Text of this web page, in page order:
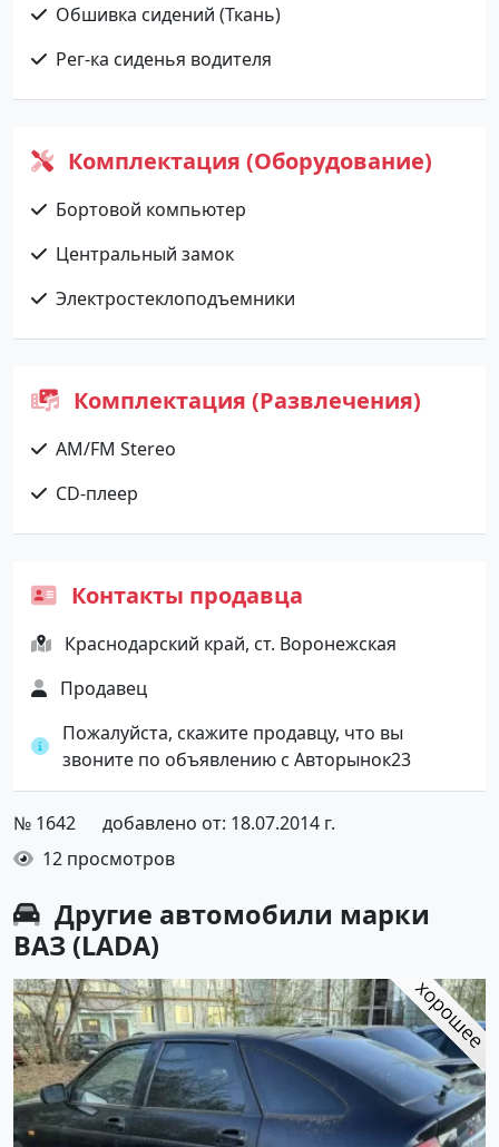
Обшивка сидений (Ткань)
Рег-ка сиденья водителя
Комплектация (Оборудование)
Бортовой компьютер
Центральный замок
Электростеклоподъемники
Комплектация (Развлечения)
AM/FM Stereo
CD-плеер
Контакты продавца
Краснодарский край, ст. Воронежская
Продавец
Пожалуйста, скажите продавцу, что вы
звоните по объявлению с Авторынок23
№ 1642
добавлено от: 18.07.2014 г.
12 просмотров
Другие автомобили марки
ВАЗ (LADA)